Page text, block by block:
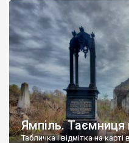
Ямпіль. Таємниця
Табличка і відмітка на